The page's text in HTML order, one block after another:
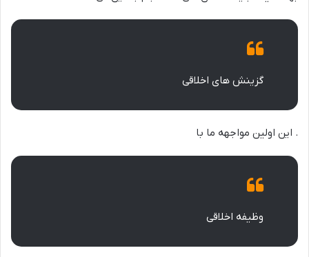
گزینش های اخلاقی
. این اولین مواجهه ما با
وظیفه اخلاقی